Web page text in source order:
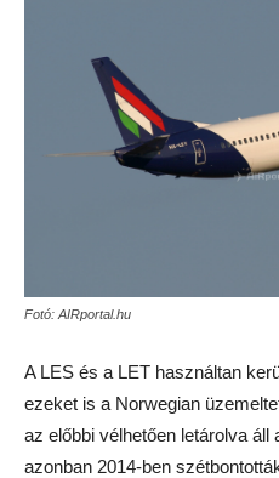
Fotó: AIRportal.hu
A LES és a LET használtan
ezeket is a Norwegian
az előbbi vélhetően letárolva
azonban 2014-ben